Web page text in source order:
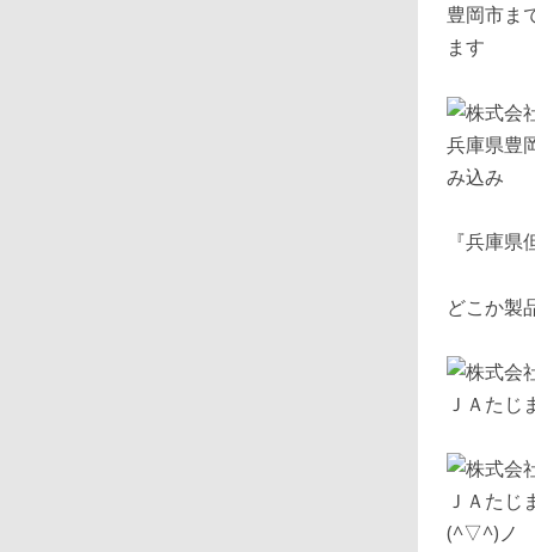
豊岡市ま
ます
兵庫県豊
み込み
『兵庫
どこか製
ＪＡた
ＪＡた
(^▽^)ノ